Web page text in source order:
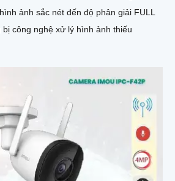
ảnh sắc nét đến độ phân giải FULL